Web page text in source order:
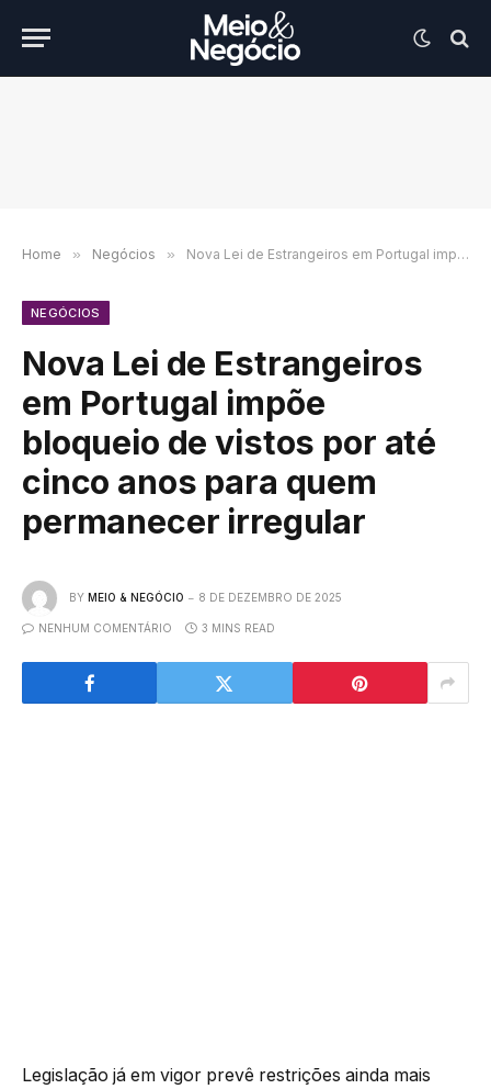
Home » Negócios » Nova Lei de Estrangeiros em Portugal impõe bloqueio de vistos por até cinco anos para quem permanecer irregular
NEGÓCIOS
Nova Lei de Estrangeiros
em Portugal impõe
bloqueio de vistos por até
cinco anos para quem
permanecer irregular
BY MEIO & NEGÓCIO 8 DE DEZEMBRO DE 2025
NENHUM COMENTÁRIO 3 MINS READ
Legislação já em vigor prevê restrições ainda mais